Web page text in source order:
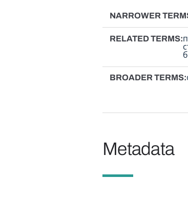
NARROWER
RELATED TERMS
BROADER TERMS
Metadata